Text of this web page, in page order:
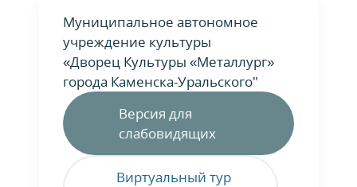
Муниципальное автономное
учреждение культуры
«Дворец Культуры «Металлург»
города Каменска-Уральского"
Версия для
слабовидящих
Виртуальный тур